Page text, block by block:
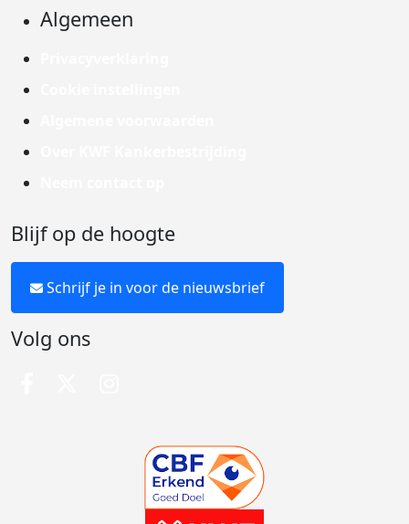
Algemeen
Blijf op de hoogte
Schrijf je in voor de nieuwsbrief
Volg ons